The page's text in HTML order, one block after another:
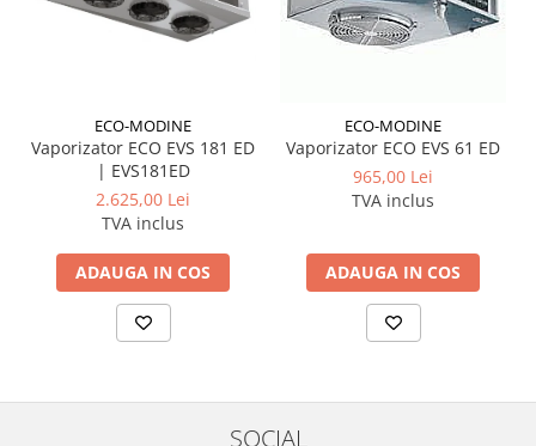
ECO-MODINE
Vaporizator ECO EVS 181 ED
| EVS181ED
2.625,00 Lei
TVA inclus
ADAUGA IN COS
ECO-MODINE
Vaporizator ECO EVS 61 ED
965,00 Lei
TVA inclus
ADAUGA IN COS
SOCIAL